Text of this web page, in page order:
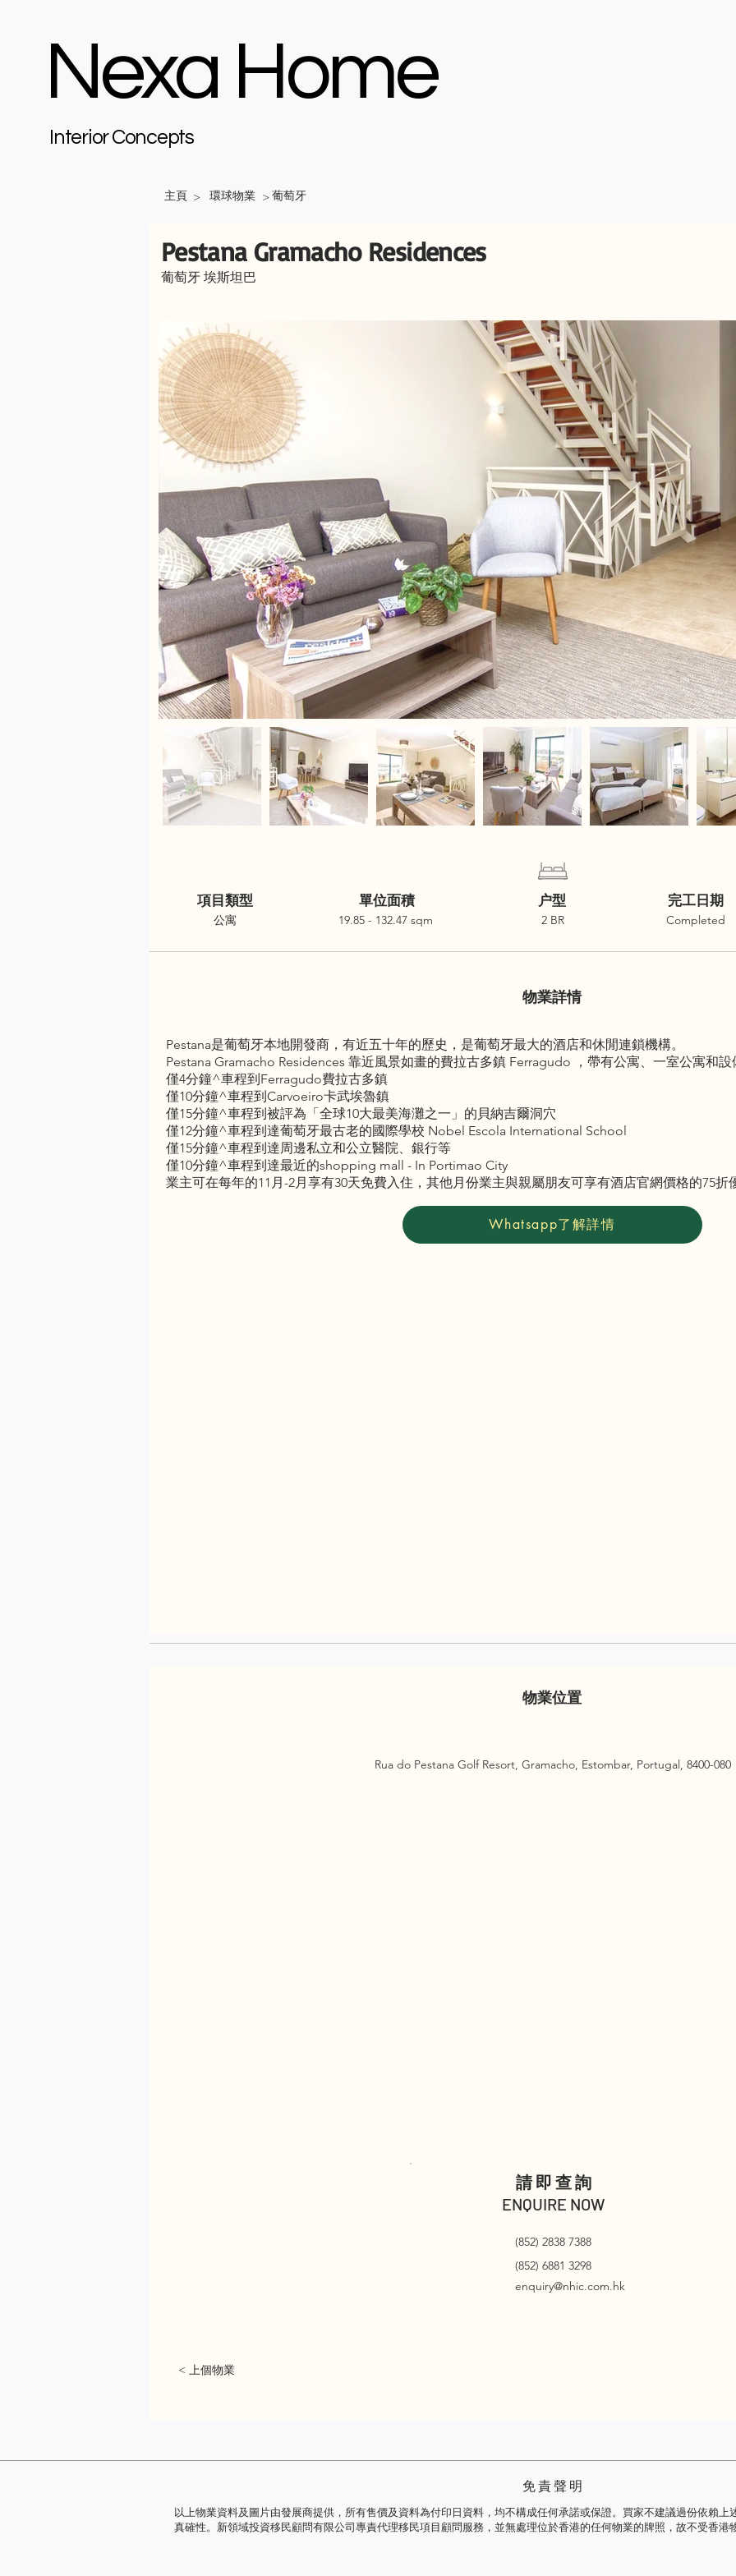
Nexa Home
Interior Concepts
主頁 > 環球物業 >葡萄牙
物業詳情
Pestana是葡萄牙本地開發商，有近五十年的歷史，是葡萄牙最大的酒店和休閒連鎖機構。
Pestana Gramacho Residences 靠近風景如畫的費拉古多鎮 Ferragudo ，帶有公寓、一室公寓和
僅4分鐘^車程到Ferragudo費拉古多鎮
僅10分鐘^車程到Carvoeiro卡武埃魯鎮
僅15分鐘^車程到被評為「全球10大最美海灘之一」的貝納吉爾洞穴
僅12分鐘^車程到達葡萄牙最古老的國際學校 Nobel Escola International School
僅15分鐘^車程到達周邊私立和公立醫院、銀行等
僅10分鐘^車程到達最近的shopping mall - In Portimao City
業主可在每年的11月-2月享有30天免費入住，其他月份業主與親屬朋友可享有酒店官網價格的75折
Whatsapp了解詳情
Pestana Gramacho Residences
葡萄牙 埃斯坦巴
項目類型
公寓
單位面積
19.85 - 132.47 sqm
户型
2 BR
完工日期
Completed
物業位置
Rua do Pestana Golf Resort, Gramacho, Estombar, Portugal, 8400-080
請即查詢
ENQUIRE NOW
(852) 2838 7388
(852) 6881 3298
enquiry@nhic.com.hk
< 上個物業
免 責 聲 明
以上物業資料及圖片由發展商提供，所有售價及資料為付印日資料，均不構成任何承諾或保證。買家不建議過份依賴
真確性。新領域投資移民顧問有限公司專責代理移民項目顧問服務，並無處理位於香港的任何物業的牌照，故不受香港